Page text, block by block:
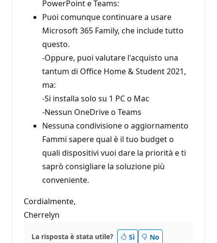
PowerPoint e Teams:
Puoi comunque continuare a usare
Microsoft 365 Family, che include tutto
questo.
-Oppure, puoi valutare l'acquisto una
tantum di Office Home & Student 2021,
ma:
-Si installa solo su 1 PC o Mac
-Nessun OneDrive o Teams
Nessuna condivisione o aggiornamento
Fammi sapere qual è il tuo budget o
quali dispositivi vuoi dare la priorità e ti
saprò consigliare la soluzione più
conveniente.
Cordialmente,
Cherrelyn
La risposta è stata utile? Sì No